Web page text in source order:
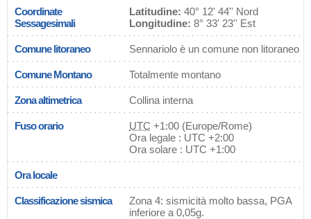
Coordinate
Sessagesimali
Latitudine: 40° 12' 44'' Nord
Longitudine: 8° 33' 23'' Est
Comune litoraneo Sennariolo è un comune non litoraneo
Comune Montano Totalmente montano
Zona altimetrica Collina interna
Fuso orario UTC +1:00 (Europe/Rome)
Ora legale : UTC +2:00
Ora solare : UTC +1:00
Ora locale
Classificazione sismica
Zona 4: sismicità molto bassa, PGA
inferiore a 0,05g.